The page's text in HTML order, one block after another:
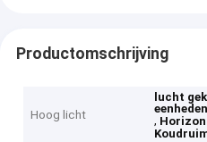
Productomschrijving
Hoog licht
lucht
eenheden
,